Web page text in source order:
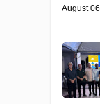
August